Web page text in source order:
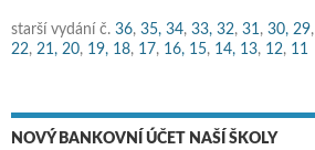
starší vydání č. 36, 35, 34, 33, 32, 31, 30, 29,
22, 21, 20, 19, 18, 17, 16, 15, 14, 13, 12, 11
NOVÝ BANKOVNÍ ÚČET NAŠÍ ŠKOLY